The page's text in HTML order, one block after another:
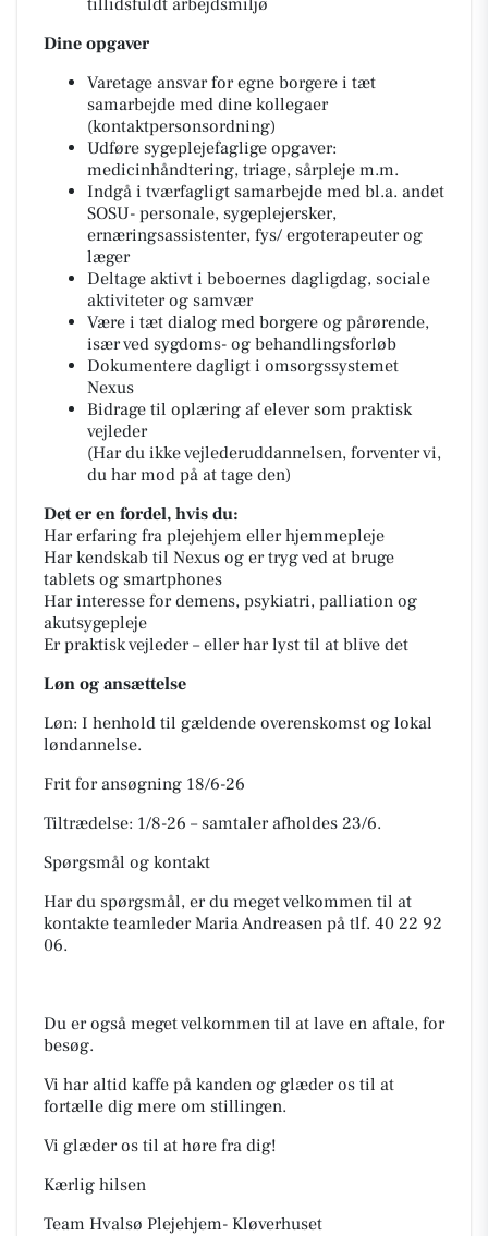
tillidsfuldt arbejdsmiljø
Dine opgaver
Varetage ansvar for egne borgere i tæt
samarbejde med dine kollegaer
(kontaktpersonsordning)
Udføre sygeplejefaglige opgaver:
medicinhåndtering, triage, sårpleje m.m.
Indgå i tværfagligt samarbejde med bl.a. andet
SOSU- personale, sygeplejersker,
ernæringsassistenter, fys/ ergoterapeuter og
læger
Deltage aktivt i beboernes dagligdag, sociale
aktiviteter og samvær
Være i tæt dialog med borgere og pårørende,
især ved sygdoms- og behandlingsforløb
Dokumentere dagligt i omsorgssystemet
Nexus
Bidrage til oplæring af elever som praktisk
vejleder
(Har du ikke vejlederuddannelsen, forventer vi,
du har mod på at tage den)
Det er en fordel, hvis du:
Har erfaring fra plejehjem eller hjemmepleje
Har kendskab til Nexus og er tryg ved at bruge
tablets og smartphones
Har interesse for demens, psykiatri, palliation og
akutsygepleje
Er praktisk vejleder – eller har lyst til at blive det
Løn og ansættelse
Løn: I henhold til gældende overenskomst og lokal
løndannelse.
Frit for ansøgning 18/6-26
Tiltrædelse: 1/8-26 – samtaler afholdes 23/6.
Spørgsmål og kontakt
Har du spørgsmål, er du meget velkommen til at
kontakte teamleder Maria Andreasen på tlf. 40 22 92
06.
Du er også meget velkommen til at lave en aftale, for
besøg.
Vi har altid kaffe på kanden og glæder os til at
fortælle dig mere om stillingen.
Vi glæder os til at høre fra dig!
Kærlig hilsen
Team Hvalsø Plejehjem- Kløverhuset